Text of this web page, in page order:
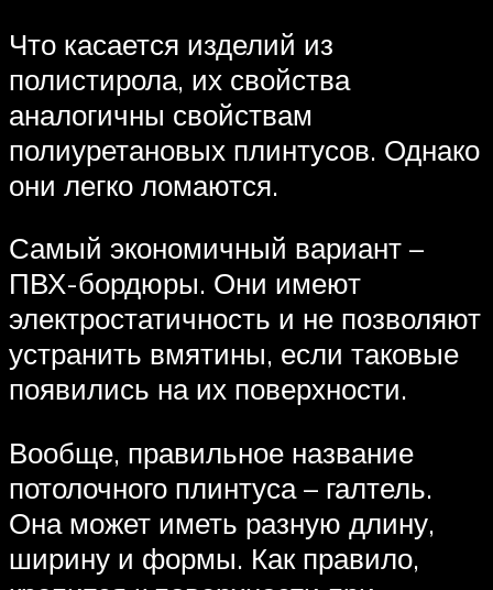
Что касается изделий из
полистирола, их свойства
аналогичны свойствам
полиуретановых плинтусов. Однако
они легко ломаются.
Самый экономичный вариант –
ПВХ-бордюры. Они имеют
электростатичность и не позволяют
устранить вмятины, если таковые
появились на их поверхности.
Вообще, правильное название
потолочного плинтуса – галтель.
Она может иметь разную длину,
ширину и формы. Как правило,